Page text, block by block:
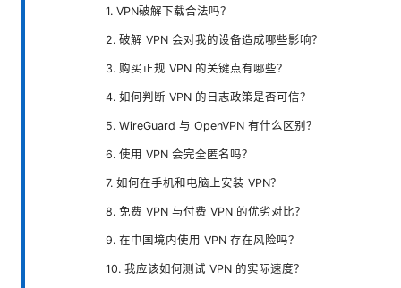
1. VPN破解下载合法吗？
2. 破解 VPN 会对我的设备造成哪些影响？
3. 购买正规 VPN 的关键点有哪些？
4. 如何判断 VPN 的日志政策是否可信？
5. WireGuard 与 OpenVPN 有什么区别？
6. 使用 VPN 会完全匿名吗？
7. 如何在手机和电脑上安装 VPN？
8. 免费 VPN 与付费 VPN 的优劣对比？
9. 在中国境内使用 VPN 存在风险吗？
10. 我应该如何测试 VPN 的实际速度？